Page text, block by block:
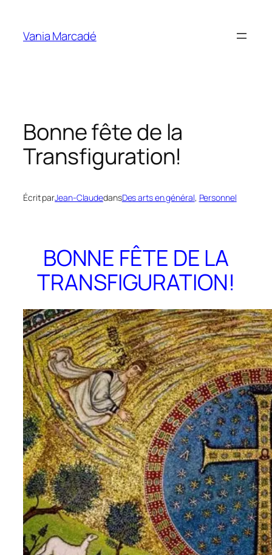
contenu
Vania Marcadé
Bonne fête de la
Transfiguration!
Écrit parJean-ClaudedansDes arts en général, Personnel
BONNE FÊTE DE LA
TRANSFIGURATION!